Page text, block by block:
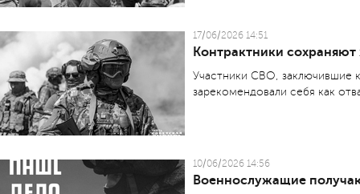
17/06/2026 14:51
Контрактники
Участники СВО,
зарекомендовали себя как
10/06/2026 14:56
Военнослужащие